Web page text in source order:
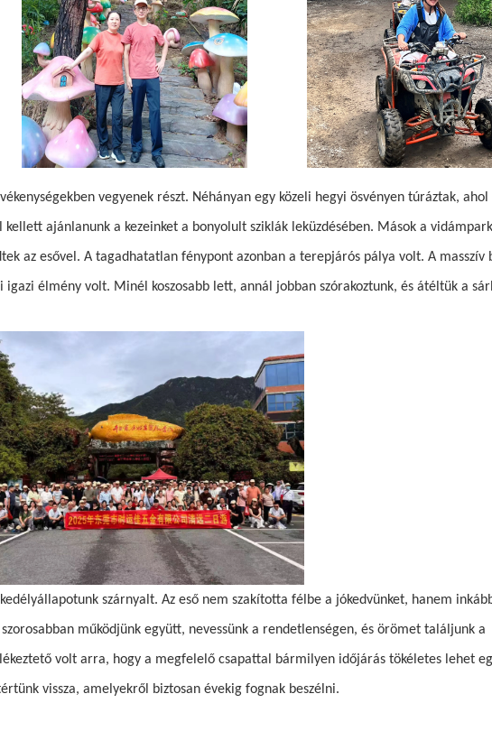
vegyenek részt. Néhányan egy közeli hegyi ösvényen túráztak, ahol
ajánlanunk a kezeinket a bonyolult sziklák leküzdésében. Mások a
az esővel. A tagadhatatlan fénypont azonban a terepjárós pálya volt. A masszív
igazi élmény volt. Minél koszosabb lett, annál jobban szórakoztunk, és átéltük a
szárnyalt. Az eső nem szakította félbe a jókedvünket, hanem
működjünk együtt, nevessünk a rendetlenségen, és örömet találjunk a
volt arra, hogy a megfelelő csapattal bármilyen időjárás tökéletes lehet
vissza, amelyekről biztosan évekig fognak beszélni.